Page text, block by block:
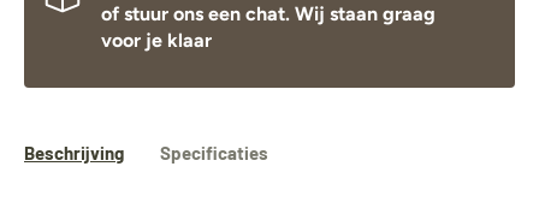
of stuur ons een chat. Wij staan graag
voor je klaar
Beschrijving Specificaties